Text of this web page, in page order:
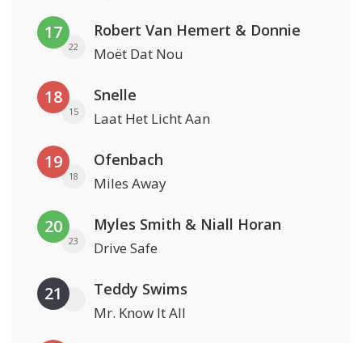
17
22
Robert Van Hemert & Donnie
Moët Dat Nou
18
15
Snelle
Laat Het Licht Aan
19
18
Ofenbach
Miles Away
20
23
Myles Smith & Niall Horan
Drive Safe
21 Teddy Swims
Mr. Know It All